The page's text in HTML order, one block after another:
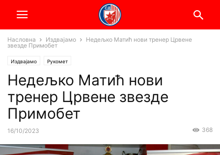
Насловна Издвајамо
Недељко Матић нови тренер Црвене
звезде Примобет
Издвајамо Рукомет
Недељко Матић нови
тренер Црвене звезде
Примобет
16/10/2023 368